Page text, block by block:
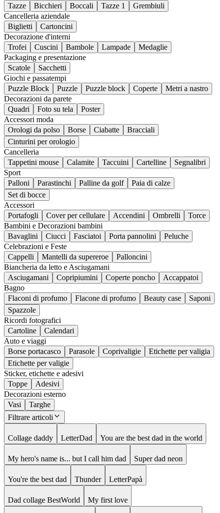
Tazze
Bicchieri Boccali Tazze 1
Grembiuli
Cancelleria aziendale
Biglietti
Cartoncini
Decorazione d'interni
Trofei
Cuscini Bambole Lampade
Medaglie
Packaging e presentazione
Scatole
Sacchetti
Giochi e passatempi
Puzzle Block
Puzzle Puzzle block Coperte
Metri a nastro
Decorazioni da parete
Quadri
Foto su tela
Poster
Accessori moda
Orologi da polso
Borse Ciabatte
Bracciali
Cinturini per orologio
Cancelleria
Tappetini mouse
Calamite Taccuini Cartelline
Segnalibri
Sport
Palloni
Parastinchi Palline da golf
Paia di calze
Set di bocce
Accessori
Portafogli
Cover per cellulare Accendini Ombrelli
Torce
Bambini e Decorazioni bambini
Bavaglini
Ciucci Fasciatoi Porta pannolini
Peluche
Celebrazioni e Feste
Cappelli
Mantelli da supereroe
Palloncini
Biancheria da letto e Asciugamani
Asciugamani
Copripiumini Coperte poncho
Accappatoi
Bagno
Flaconi di profumo
Flacone di profumo Beauty case
Saponi
Spazzole
Ricordi fotografici
Cartoline
Calendari
Auto e viaggi
Borse portacasco
Parasole Coprivaligie
Etichette per valigia
Etichette per valigie
Sticker, etichette e adesivi
Toppe
Adesivi
Decorazioni esterno
Vasi
Targhe
Filtrare articoli
Collage daddy LetterDad You are the best dad in the world
My hero's name is... but I call him dad Super dad neon
You're the best dad Thunder LetterPapà
Dad collage BestWorld My first love